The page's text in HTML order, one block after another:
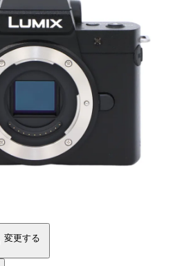
変更する